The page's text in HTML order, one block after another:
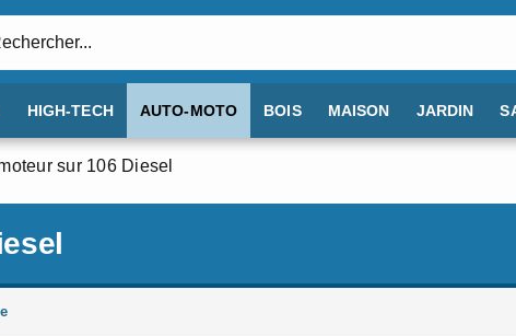
HIGH-TECH AUTO-MOTO BOIS MAISON JARDIN
sur 106 Diesel